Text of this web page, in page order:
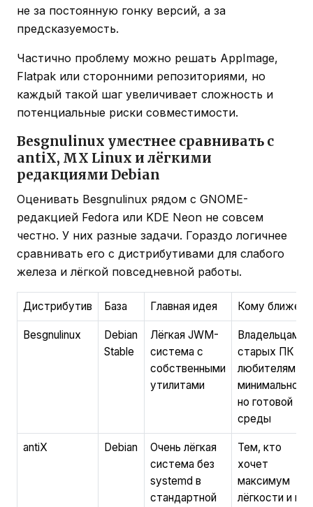
не за постоянную гонку версий, а за
предсказуемость.
Частично проблему можно решать AppImage,
Flatpak или сторонними репозиториями, но
каждый такой шаг увеличивает сложность и
потенциальные риски совместимости.
Besgnulinux уместнее сравнивать с
antiX, MX Linux и лёгкими
редакциями Debian
Оценивать Besgnulinux рядом с GNOME-
редакцией Fedora или KDE Neon не совсем
честно. У них разные задачи. Гораздо логичнее
сравнивать его с дистрибутивами для слабого
железа и лёгкой повседневной работы.
Дистрибутив База Главная идея Кому ближе
Besgnulinux
Debian
Stable
Лёгкая JWM-
система с
собственными
утилитами
Владельцам
старых ПК и
любителям
минимальной,
но готовой
среды
antiX Debian
Очень лёгкая
система без
systemd в
стандартной
Тем, кто
хочет
максимум
лёгкости и не